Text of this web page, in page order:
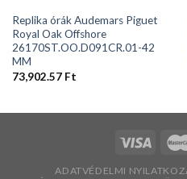
Replika órák Audemars Piguet
Royal Oak Offshore
26170ST.OO.D091CR.01-42
MM
73,902.57 Ft
ADATVÉDELMI